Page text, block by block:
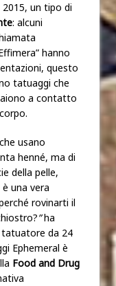
un tipo di
: alcuni
hanno
questo
tatuaggi che
a contatto
usano
henné, ma di
della pelle,
una vera
rovinarti il
”ha
tatuatore da 24
Ephemeral è
Food and Drug